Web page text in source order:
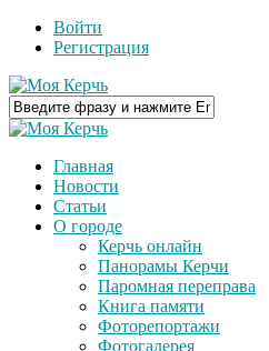
Войти
Регистрация
Главная
Новости
Статьи
О городе
Керчь онлайн
Панорамы Керчи
Паромная переправа
Книга памяти
Фоторепортажи
Фотогалерея